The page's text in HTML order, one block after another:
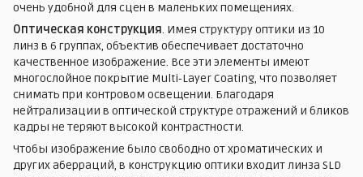
очень удобной для сцен в маленьких помещениях.
Оптическая конструкция. Имея структуру оптики из 10
линз в 6 группах, объектив обеспечивает достаточно
качественное изображение. Все эти элементы имеют
многослойное покрытие Multi‑Layer Coating, что позволяет
снимать при контровом освещении. Благодаря
нейтрализации в оптической структуре отражений и бликов
кадры не теряют высокой контрастности.
Чтобы изображение было свободно от хроматических и
других аберраций, в конструкцию оптики входит линза SLD